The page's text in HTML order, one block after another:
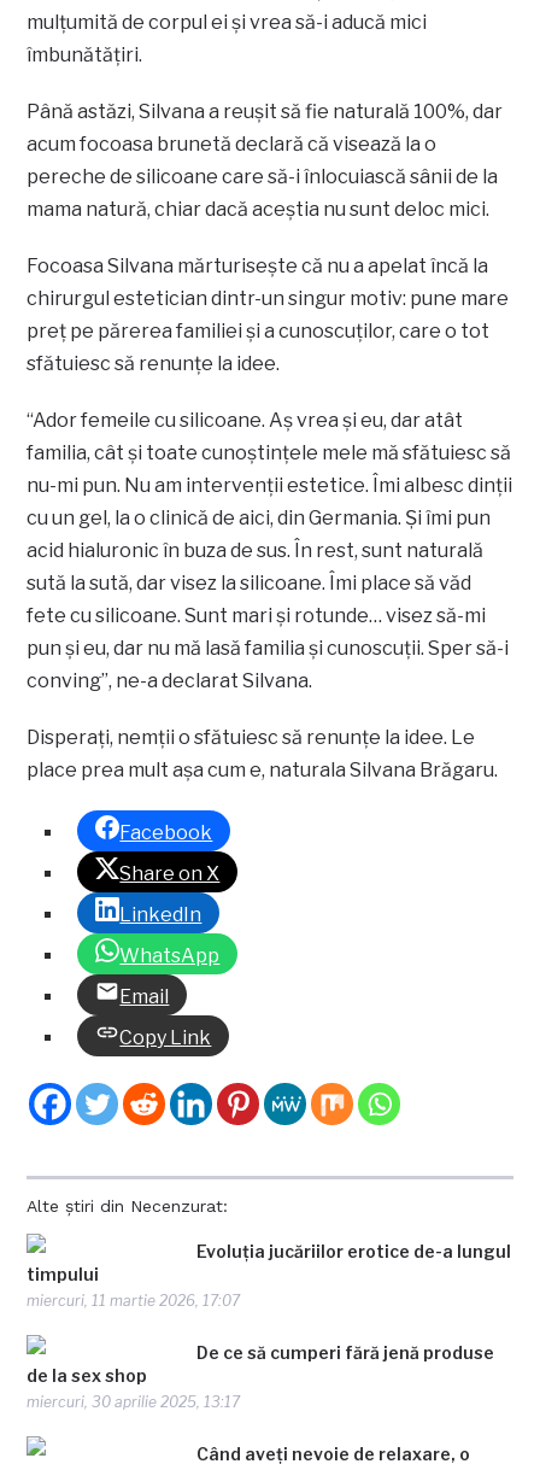
Alte știri din Necenzurat:
Evoluția jucăriilor erotice de-a lungul
timpului
miercuri, 11 martie 2026, 17:07
De ce să cumperi fără jenă produse
de la sex shop
miercuri, 30 aprilie 2025, 13:17
Când aveți nevoie de relaxare, o
mulţumită de corpul ei şi vrea să-i aducă mici
îmbunătăţiri.
Până astăzi, Silvana a reuşit să fie naturală 100%, dar
acum focoasa brunetă declară că visează la o
pereche de silicoane care să-i înlocuiască sânii de la
mama natură, chiar dacă aceştia nu sunt deloc mici.
Focoasa Silvana mărturiseşte că nu a apelat încă la
chirurgul estetician dintr-un singur motiv: pune mare
preţ pe părerea familiei şi a cunoscuţilor, care o tot
sfătuiesc să renunţe la idee.
“Ador femeile cu silicoane. Aş vrea şi eu, dar atât
familia, cât şi toate cunoştinţele mele mă sfătuiesc să
nu-mi pun. Nu am intervenţii estetice. Îmi albesc dinţii
cu un gel, la o clinică de aici, din Germania. Şi îmi pun
acid hialuronic în buza de sus. În rest, sunt naturală
sută la sută, dar visez la silicoane. Îmi place să văd
fete cu silicoane. Sunt mari şi rotunde… visez să-mi
pun şi eu, dar nu mă lasă familia şi cunoscuţii. Sper să-i
conving”, ne-a declarat Silvana.
Disperaţi, nemţii o sfătuiesc să renunţe la idee. Le
place prea mult aşa cum e, naturala Silvana Brăgaru.
Facebook
Share on X
LinkedIn
WhatsApp
Email
Copy Link